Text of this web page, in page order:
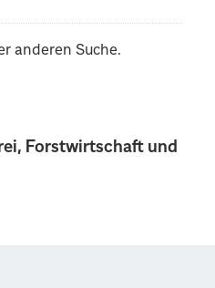
Forstwirtschaft und
anderen Suche.